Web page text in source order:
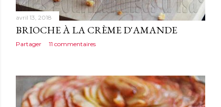
avril 13, 2018
BRIOCHE À LA CRÈME D'AMANDE
Partager 11 commentaires